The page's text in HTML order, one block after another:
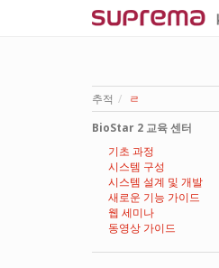
추적
ㄹ
BioStar 2 교육 센터
기초 과정
시스템 구성
시스템 설계 및 개발
새로운 기능 가이드
웹 세미나
동영상 가이드